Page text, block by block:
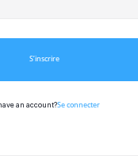
S’inscrire
an account?Se connecter